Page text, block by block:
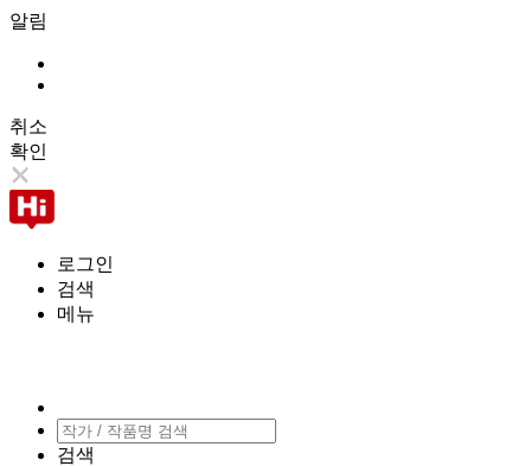
알림
취소
확인
로그인
검색
메뉴
검색